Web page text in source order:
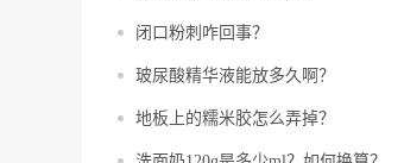
闭口粉刺咋回事？
玻尿酸精华液能放多久啊？
地板上的糯米胶怎么弄掉？